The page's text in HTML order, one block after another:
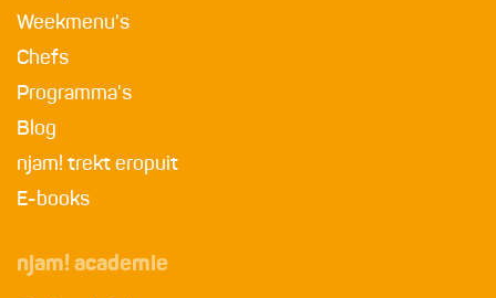
Weekmenu's
Chefs
Programma's
Blog
njam! trekt eropuit
E-books
njam! academie